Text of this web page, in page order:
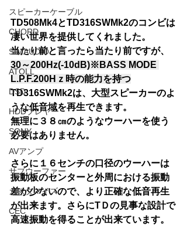
スピーカーケーブル
CHORD
SIMAUDIO
ATOLL
DSD
HDDプレヤー
SONY
AVアンプ
サブウーファー
カスタマイズ
CEC
TD508Mk4とTD316SWMk2のコンビは
凄い世界を提供してくれました。
当たり前と言ったら当たり前ですが、
30～200Hz(-10dB)※BASS MODE
L.P.F.200Hｚ時の能力を持つ
TD316SWMk2は、大型スピーカーのよ
うな低音域を再生できます。
無理に３８㎝のようなウーハーを使う
必要はありません。
さらに１６センチの口径のウーハーは
振動板のセンターと外周における振動
差が少ないので、より正確な低音再生
が出来ます。さらにTＤの見事な設計で
高速振動を得ることが出来ています。